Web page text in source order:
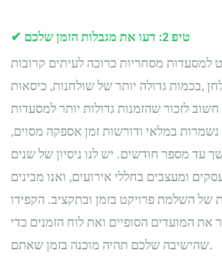
✔
טיפ 2: דעו את מגבלות הזמן שלכם
למסעדות מסחריות כרוכה לעיתים קרובות
בכמות גדולה יותר של שולחנות, כיסאות,
למסעדות לזכור שהזמנות גדולות יותר
נשמרות במלאי ודורשות זמן אספקה ​​מסוים,
עד מספר חודשים. יש לנו ניסיון של שנים
ומעצבים בחללי אירועים, ואנו מבינים
של השלמת פרויקט בזמן ובתקציב. הקפידו
את המועדים הסופיים ואת לוח הזמנים כדי
שהישיבה שלכם תהיה מוכנה בזמן שאתם.